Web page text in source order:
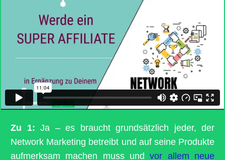
Zu 1: Ja – es braucht grundsätzlich jeder, der
Network Marketing betreibt und auf seine Produkte
aufmerksam machen muss undvor allem neue